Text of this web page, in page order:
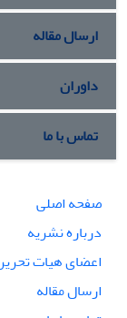
ارسال مقاله
داوران
تماس با ما
صفحه اصلی
درباره نشریه
اعضای هیات
ارسال مقاله